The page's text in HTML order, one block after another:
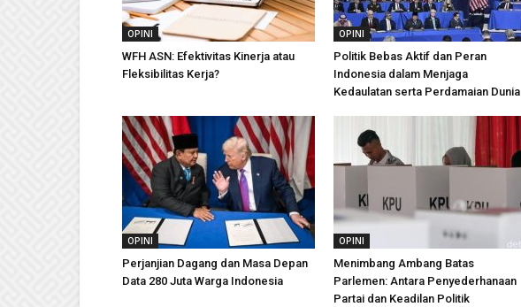
OPINI
WFH ASN: Efektivitas Kinerja atau
Fleksibilitas Kerja?
OPINI
Politik Bebas Aktif dan Peran
Indonesia dalam Menjaga
Kedaulatan serta Perdamaian Dunia
OPINI
Perjanjian Dagang dan Masa Depan
Data 280 Juta Warga Indonesia
OPINI
Menimbang Ambang Batas
Parlemen: Antara Penyederhanaan
Partai dan Keadilan Politik